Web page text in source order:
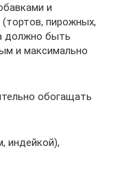
и
пирожных,
должно быть
и максимально
обогащать
индейкой),